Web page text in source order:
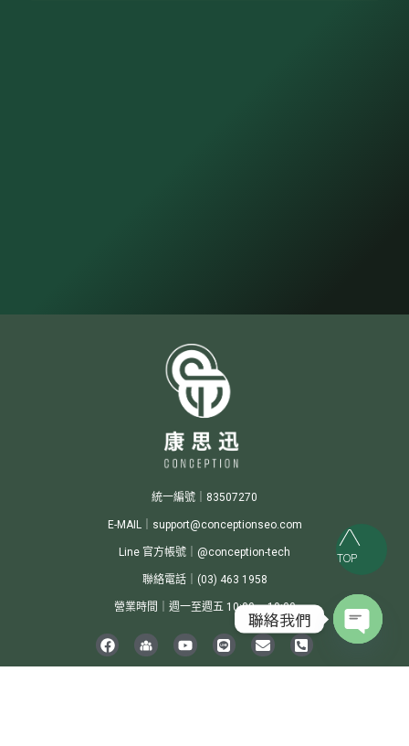
TOP
統一編號｜83507270
E-MAIL｜support@conceptionseo.com
Line 官方帳號｜@conception-tech
聯絡電話｜(03) 463 1958
營業時間｜週一至週五 10:00 ~ 19:00
聯絡我們